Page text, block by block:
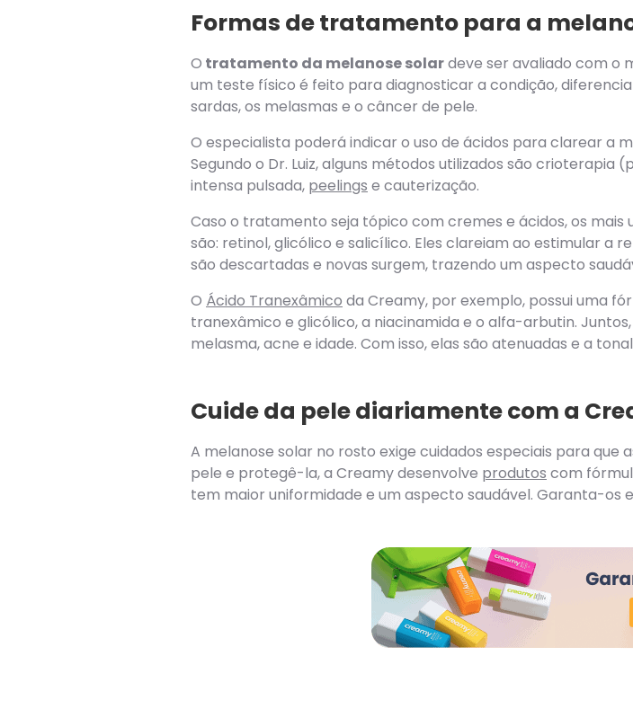
Formas de tratamento para a
O tratamento da melanose solardeve ser avaliado com o
um teste físico é feito para diagnosticar a condição,
sardas, os melasmas e o câncer de pele.
O especialista poderá indicar o uso de ácidos para clarear a
Segundo o Dr. Luiz, alguns métodos utilizados são
intensa pulsada, peelings e cauterização.
Caso o tratamento seja tópico com cremes e ácidos, os
são: retinol, glicólico e salicílico. Eles clareiam ao estimular a
são descartadas e novas surgem, trazendo um aspecto
O Ácido Tranexâmico da Creamy, por exemplo, possui uma
tranexâmico e glicólico, a niacinamida e o alfa-arbutin.
melasma, acne e idade. Com isso, elas são atenuadas e a
Cuide da pele diariamente com a
A melanose solar no rosto exige cuidados especiais para que
pele e protegê-la, a Creamy desenvolve produtos com
tem maior uniformidade e um aspecto saudável. Garanta-os